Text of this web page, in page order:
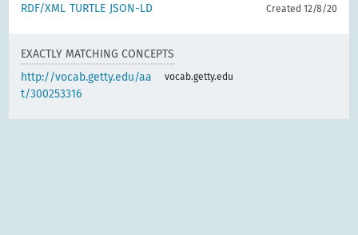
RDF/XML TURTLE JSON-LD Created 12/8/20
EXACTLY MATCHING CONCEPTS
http://vocab.getty.edu/aa
t/300253316
vocab.getty.edu